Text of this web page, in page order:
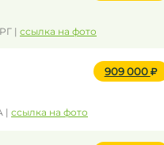
| ссылка на фото
909 000
| ссылка на фото